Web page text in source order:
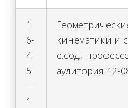
1
6-
4
5
—
1
кинематики и
е.сод.,
аудитория 12-